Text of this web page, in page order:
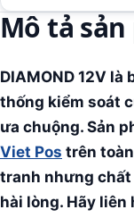
Mô tả
DIAMOND 12V
thống kiểm soát
ưa chuộng. Sản
Viet Pos trên
tranh nhưng chất
hài lòng. Hãy